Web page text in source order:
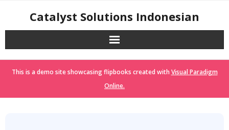
Catalyst Solutions Indonesian
This is a demo site showcasing flipbooks created with Visual Paradigm
Online.